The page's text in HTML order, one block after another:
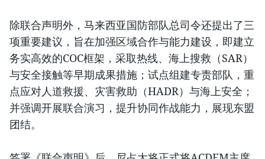
除联合声明外，马来西亚国防部队总司令还提出了三
项重要建议，旨在加强区域合作与能力建设，即建立
务实高效的COC框架，采取热线、海上搜救（SAR）
与安全接触等早期成果措施；试点组建专责部队，重
点应对人道救援、灾害救助（HADR）与海上安全；
并强调开展联合演习，提升协同作战能力，展现东盟
团结。